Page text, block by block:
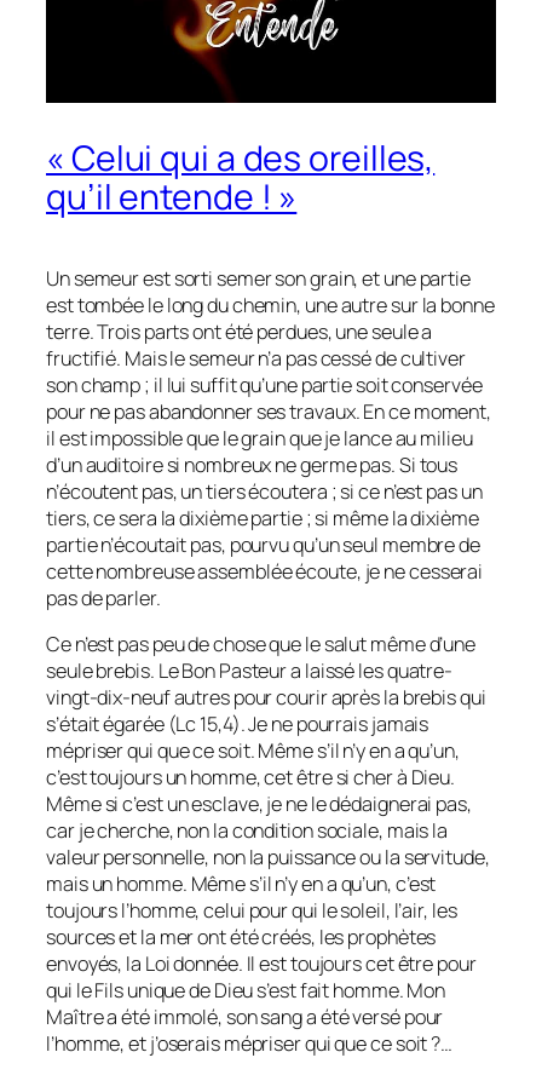
« Celui qui a des oreilles,
qu’il entende ! »
Un semeur est sorti semer son grain, et une partie
est tombée le long du chemin, une autre sur la bonne
terre. Trois parts ont été perdues, une seule a
fructifié. Mais le semeur n’a pas cessé de cultiver
son champ ; il lui suffit qu’une partie soit conservée
pour ne pas abandonner ses travaux. En ce moment,
il est impossible que le grain que je lance au milieu
d’un auditoire si nombreux ne germe pas. Si tous
n’écoutent pas, un tiers écoutera ; si ce n’est pas un
tiers, ce sera la dixième partie ; si même la dixième
partie n’écoutait pas, pourvu qu’un seul membre de
cette nombreuse assemblée écoute, je ne cesserai
pas de parler.
Ce n’est pas peu de chose que le salut même d’une
seule brebis. Le Bon Pasteur a laissé les quatre-
vingt-dix-neuf autres pour courir après la brebis qui
s’était égarée (Lc 15,4). Je ne pourrais jamais
mépriser qui que ce soit. Même s’il n’y en a qu’un,
c’est toujours un homme, cet être si cher à Dieu.
Même si c’est un esclave, je ne le dédaignerai pas,
car je cherche, non la condition sociale, mais la
valeur personnelle, non la puissance ou la servitude,
mais un homme. Même s’il n’y en a qu’un, c’est
toujours l’homme, celui pour qui le soleil, l’air, les
sources et la mer ont été créés, les prophètes
envoyés, la Loi donnée. Il est toujours cet être pour
qui le Fils unique de Dieu s’est fait homme. Mon
Maître a été immolé, son sang a été versé pour
l’homme, et j’oserais mépriser qui que ce soit ?…